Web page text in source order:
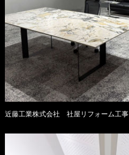
近藤工業株式会社 社屋リフォーム工事